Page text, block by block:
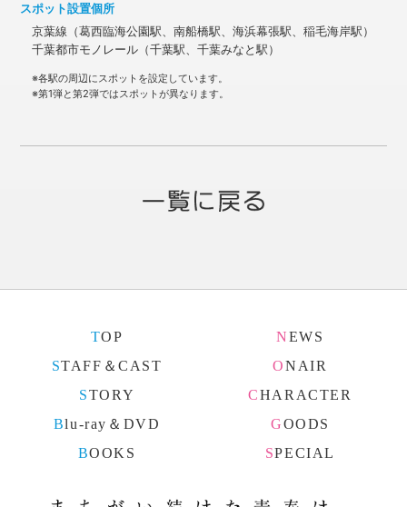
スポット設置個所
京葉線（葛西臨海公園駅、南船橋駅、海浜幕張駅、稲毛海岸駅）
千葉都市モノレール（千葉駅、千葉みなと駅）
※各駅の周辺にスポットを設定しています。
※第1弾と第2弾ではスポットが異なります。
TOP
NEWS
STAFF＆CAST
ONAIR
STORY
CHARACTER
Blu-ray＆DVD
GOODS
BOOKS
SPECIAL